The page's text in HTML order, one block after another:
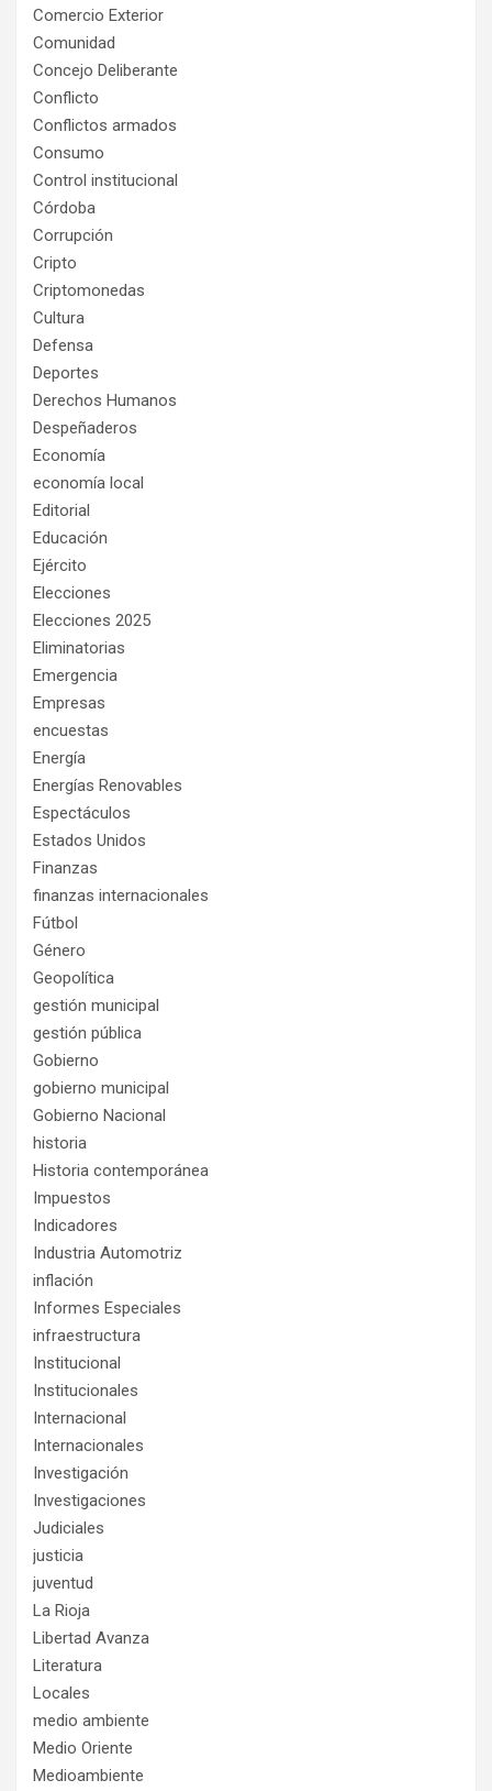
Comercio Exterior
Comunidad
Concejo Deliberante
Conflicto
Conflictos armados
Consumo
Control institucional
Córdoba
Corrupción
Cripto
Criptomonedas
Cultura
Defensa
Deportes
Derechos Humanos
Despeñaderos
Economía
economía local
Editorial
Educación
Ejército
Elecciones
Elecciones 2025
Eliminatorias
Emergencia
Empresas
encuestas
Energía
Energías Renovables
Espectáculos
Estados Unidos
Finanzas
finanzas internacionales
Fútbol
Género
Geopolítica
gestión municipal
gestión pública
Gobierno
gobierno municipal
Gobierno Nacional
historia
Historia contemporánea
Impuestos
Indicadores
Industria Automotriz
inflación
Informes Especiales
infraestructura
Institucional
Institucionales
Internacional
Internacionales
Investigación
Investigaciones
Judiciales
justicia
juventud
La Rioja
Libertad Avanza
Literatura
Locales
medio ambiente
Medio Oriente
Medioambiente